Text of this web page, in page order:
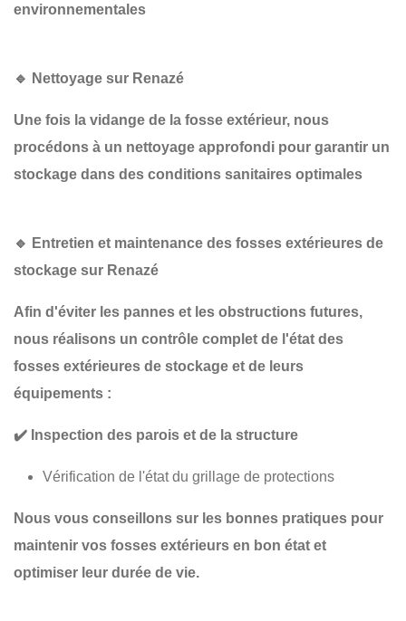
environnementales
🔹 Nettoyage sur Renazé
Une fois la vidange de la fosse extérieur, nous
procédons à un nettoyage approfondi pour garantir un
stockage dans des conditions sanitaires optimales
🔹 Entretien et maintenance des fosses extérieures de
stockage sur Renazé
Afin d'éviter les pannes et les obstructions futures,
nous réalisons un contrôle complet de l'état des
fosses extérieures de stockage et de leurs
équipements :
✔️ Inspection des parois et de la structure
Vérification de l'état du grillage de protections
Nous vous conseillons sur les bonnes pratiques pour
maintenir vos fosses extérieurs en bon état et
optimiser leur durée de vie.